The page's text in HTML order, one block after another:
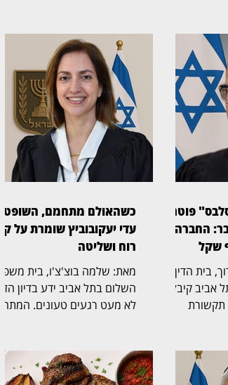
פוטרה
החברה
מאת: שלמה בן ברוך, בית הדין
אביב קיבל
תקשורת
בעקבות
נשיאת בית
כשהאולם מתחמם, השופטת
עדי יעקובוביץ שומרת על קור
רוח ושליטה
מאת: שלמה בוצ'צ'ו, בית משפט
השלום בתל אביב ידע בדיון הזה
לא מעט רגעים טעונים. המתח
לדברי זה. בתוך כל אלה בלטה
השופטת עדי יעקובוביץ (בצילום)